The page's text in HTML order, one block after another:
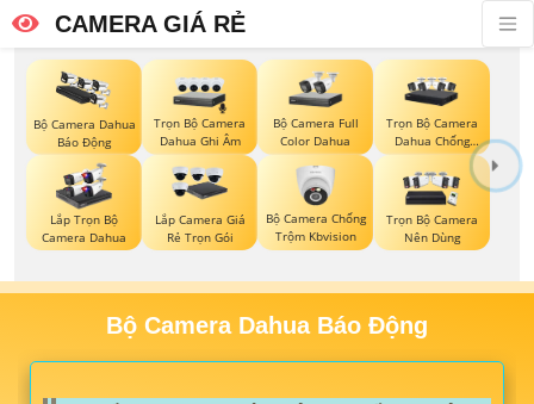
CAMERA GIÁ RẺ
Bộ Camera Dahua
Báo Động
Trọn Bộ Camera
Dahua Ghi Âm
Bộ Camera Full
Color Dahua
Trọn Bộ Camera
Dahua Chống
Trộm
Lắp Trọn Bộ
Camera Dahua
Lắp Camera Giá
Rẻ Trọn Gói
Bộ Camera Chống
Trộm Kbvision
Trọn Bộ Camera
Nên Dùng
Bộ Camera Dahua Báo Động